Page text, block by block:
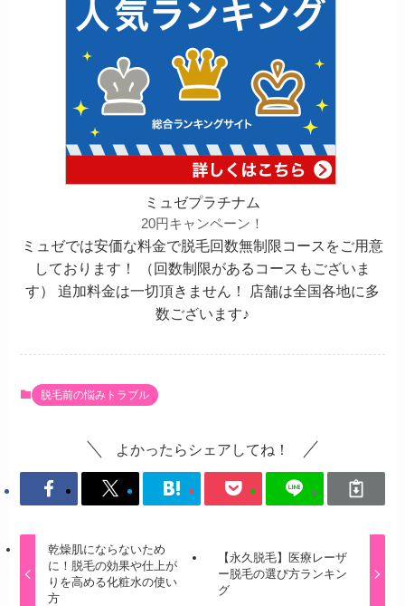
ミュゼプラチナム
20円キャンペーン！
ミュゼでは安価な料金で脱毛回数無制限コースをご用意
しております！ （回数制限があるコースもございま
す） 追加料金は一切頂きません！ 店舗は全国各地に多
数ございます♪
脱毛前の悩みトラブル
よかったらシェアしてね！
乾燥肌にならないため
に！脱毛の効果や仕上が
りを高める化粧水の使い
方
【永久脱毛】医療レーザ
ー脱毛の選び方ランキン
グ